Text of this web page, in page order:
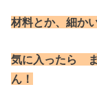
材料とか、細か
気に入ったら
ん！